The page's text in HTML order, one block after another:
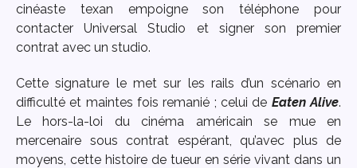
cinéaste texan empoigne son téléphone pour
contacter Universal Studio et signer son premier
contrat avec un studio.
Cette signature le met sur les rails d’un scénario en
difficulté et maintes fois remanié ; celui de Eaten Alive.
Le hors-la-loi du cinéma américain se mue en
mercenaire sous contrat espérant, qu’avec plus de
moyens, cette histoire de tueur en série vivant dans un